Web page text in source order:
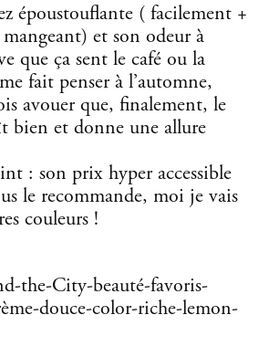
époustouflante ( facilement +
et son odeur à
que ça sent le café ou la
fait penser à l’automne,
avouer que, finalement, le
bien et donne une allure
: son prix hyper accessible
le recommande, moi je vais
couleurs !